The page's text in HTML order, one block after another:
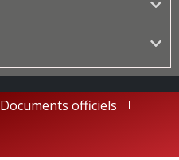
Documents officiels